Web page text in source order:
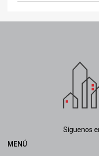
Síguenos
MENÚ